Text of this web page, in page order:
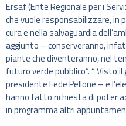
Ersaf (Ente Regionale per i
che vuole responsabilizzare, in
cura e nella salvaguardia
aggiunto – conserveranno,
piante che diventeranno, nel
futuro verde pubblico”. “ Visto
presidente Fede Pellone – e
hanno fatto richiesta di poter
in programma altri